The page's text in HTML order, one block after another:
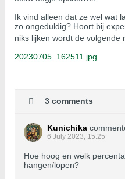
Ik vind alleen dat ze wel wat
zo ongeduldig? Hoort bij
niks lijken wordt de volgende
20230705_162511.jpg
3 comments
Kunichika
6 July 2023, 15:25
Hoe hoog en welk
hangen/lopen?